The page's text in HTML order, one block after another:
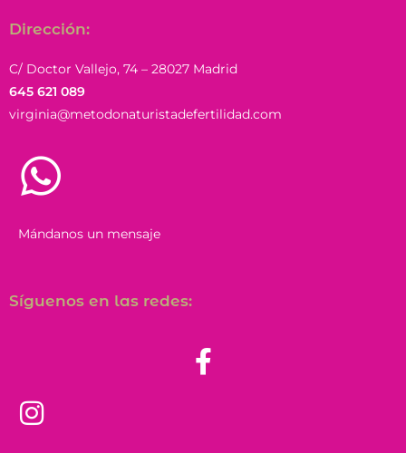
Dirección:
C/ Doctor Vallejo, 74 – 28027 Madrid
645 621 089
virginia@metodonaturistadefertilidad.com
Mándanos un mensaje
Síguenos en las redes: